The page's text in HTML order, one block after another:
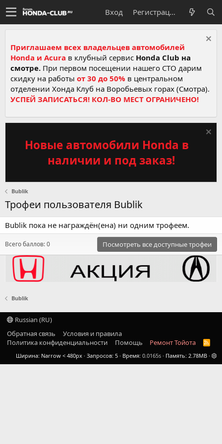
Вход Регистрация
Приглашаем всех владельцев автомобилей
Honda и Acura в клубный сервис Honda Club на
смотре. При первом посещении нашего СТО дарим
скидку на работы от 30 до 50% в центральном
отделении Хонда Клуб на Воробьевых горах (Смотра).
УСПЕЙ ЗАПИСАТЬСЯ! КОЛ-ВО МЕСТ ОГРАНИЧЕНО!
Новые автомобили Honda в
наличии и под заказ!
Bublik
Трофеи пользователя Bublik
Bublik пока не награждён(ена) ни одним трофеем.
Всего баллов: 0 Посмотреть все доступные трофеи
Bublik
Russian (RU)
Обратная связь
Условия и правила
Политика конфиденциальности
Помощь Ремонт Тойота
R
S
S
Ширина Запросов 5 Время 0.0165s Память 2.78MB